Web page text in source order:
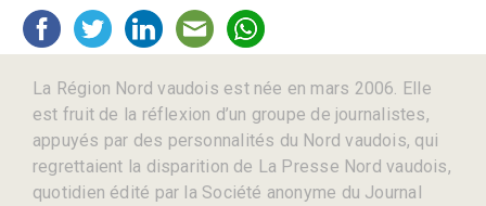
La Région Nord vaudois est née en mars 2006. Elle
est fruit de la réflexion d’un groupe de journalistes,
appuyés par des personnalités du Nord vaudois, qui
regrettaient la disparition de La Presse Nord vaudois,
quotidien édité par la Société anonyme du Journal